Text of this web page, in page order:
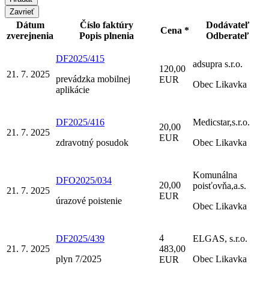
Zavrieť
Dátum
zverejnenia
Číslo faktúry
Popis plnenia
Cena *
Dodávateľ
Odberateľ
21. 7. 2025
DF2025/415
prevádzka mobilnej
aplikácie
120,00
EUR
adsupra s.r.o.
Obec Likavka
21. 7. 2025
DF2025/416
zdravotný posudok
20,00
EUR
Medicstar,s.r.o.
Obec Likavka
21. 7. 2025
DFO2025/034
úrazové poistenie
20,00
EUR
Komunálna
poisťovňa,a.s.
Obec Likavka
21. 7. 2025
DF2025/439
plyn 7/2025
4
483,00
EUR
ELGAS, s.r.o.
Obec Likavka